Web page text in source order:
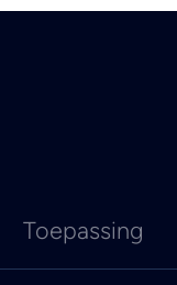
Toepassing